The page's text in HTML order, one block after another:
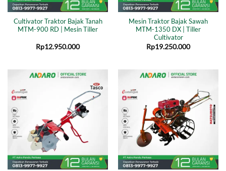
Cultivator Traktor Bajak Tanah
MTM-900 RD | Mesin Tiller
Rp12.950.000
Mesin Traktor Bajak Sawah
MTM-1350 DX | Tiller
Cultivator
Rp19.250.000